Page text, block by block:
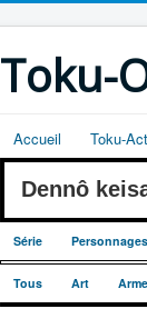
Toku-
Accueil Toku-
Dennô
Série Personnages
Tous Art Arme